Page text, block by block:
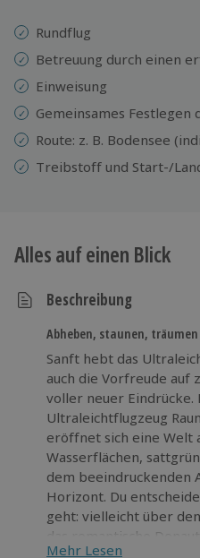
Rundflug
Betreuung durch einen
Einweisung
Gemeinsames Festlegen
Route: z. B. Bodensee
Treibstoff und Start-/
Alles auf einen Blick
Beschreibung
Abheben, staunen,
Sanft hebt das
auch die Vorfreude auf
voller neuer Eindrücke.
Ultraleichtflugzeug
eröffnet sich eine Welt
Wasserflächen,
dem beeindruckenden
Horizont. Du
geht: vielleicht über
das romantische
Mehr Lesen